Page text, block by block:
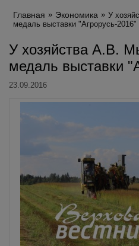
Главная Экономика
У
медаль выставки "Агрорусь-2016"
У хозяйства А.В.
медаль выставки
23.09.2016